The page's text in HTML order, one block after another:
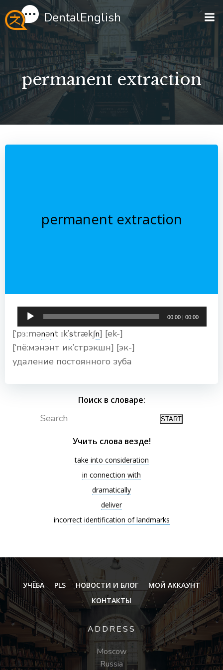
Перейти
к
содержимому
DentalEnglish
permanent extraction
permanent extraction
Аудиоплеер
00:00 |00:00
[‘pɜːmənənt ɪk’strækʃn] [ek-]
[‘пё:мэнэнт ик’стрэкшн] [эк-]
удаление постоянного зуба
Поиск в словаре:
Search
Учить слова везде!
take into consideration
in connection with
dramatically
deliver
incorrect identification of landmarks
УЧЁБА PLS НОВОСТИ И БЛОГ
МОЙ АККАУНТ
КОНТАКТЫ
ADDRESS
Moscow
Russia